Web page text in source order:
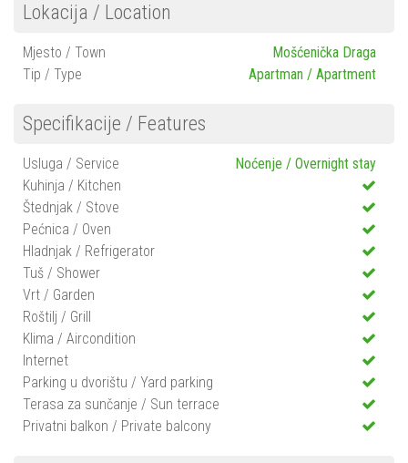
Lokacija / Location
Mjesto / Town
Mošćenička Draga
Tip / Type
Apartman / Apartment
Specifikacije / Features
Usluga / Service
Noćenje / Overnight stay
Kuhinja / Kitchen
Štednjak / Stove
Pećnica / Oven
Hladnjak / Refrigerator
Tuš / Shower
Vrt / Garden
Roštilj / Grill
Klima / Aircondition
Internet
Parking u dvorištu / Yard parking
Terasa za sunčanje / Sun terrace
Privatni balkon / Private balcony